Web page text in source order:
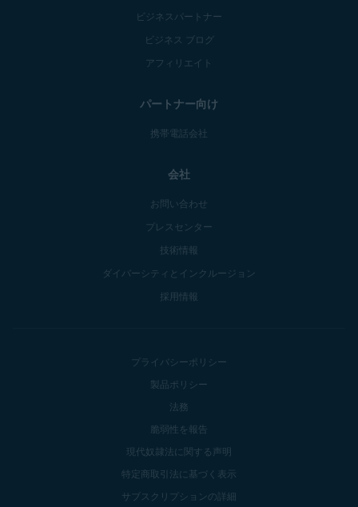
ビジネスパートナー
ビジネス ブログ
アフィリエイト
パートナー向け
携帯電話会社
会社
お問い合わせ
プレスセンター
技術情報
ダイバーシティとインクルージョン
採用情報
プライバシーポリシー
製品ポリシー
法務
脆弱性を報告
現代奴隷法に関する声明
特定商取引法に基づく表示
サブスクリプションの詳細